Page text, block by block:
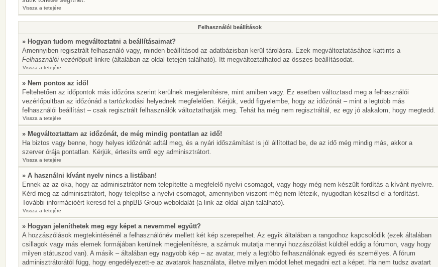
Vissza a tetejére
Felhasználói beállítások
» Hogyan tudom megváltoztatni a beállításaimat?
Amennyiben regisztrált felhasználó vagy, minden beállításod az adatbázisban kerül tárolásra. Ezek megváltoztatásához kattints a
Felhasználói vezérlőpult linkre (általában az oldal tetején található). Itt megváltoztathatod az összes beállításodat.
Vissza a tetejére
» Nem pontos az idő!
Feltehetően az időpontok más időzóna szerint kerülnek megjelenítésre, mint amiben vagy. Ez esetben változtasd meg a felhasználói
vezérlőpultban az időzónád a tartózkodási helyednek megfelelően. Kérjük, vedd figyelembe, hogy az időzónát – mint a legtöbb más
felhasználói beállítást – csak regisztrált felhasználók változtathatják meg. Tehát ha még nem regisztráltál, ez egy jó alakalom, hogy megtedd.
Vissza a tetejére
» Megváltoztattam az időzónát, de még mindig pontatlan az idő!
Ha biztos vagy benne, hogy helyes időzónát adtál meg, és a nyári időszámítást is jól állítottad be, de az idő még mindig más, akkor a
szerver órája pontatlan. Kérjük, értesíts erről egy adminisztrátort.
Vissza a tetejére
» A használni kívánt nyelv nincs a listában!
Ennek az az oka, hogy az adminisztrátor nem telepítette a megfelelő nyelvi csomagot, vagy hogy még nem készült fordítás a kívánt nyelvre.
Kérd meg az adminisztrátort, hogy telepítse a nyelvi csomagot, amennyiben viszont még nem létezik, nyugodtan készítsd el a fordítást.
További információért keresd fel a phpBB Group weboldalát (a link az oldal alján található).
Vissza a tetejére
» Hogyan jeleníthetek meg egy képet a nevemmel együtt?
A hozzászólások megtekintésénél a felhasználónév mellett két kép szerepelhet. Az egyik általában a rangodhoz kapcsolódik (ezek általában
csillagok vagy más elemek formájában kerülnek megjelenítésre, a számuk mutatja mennyi hozzászólást küldtél eddig a fórumon, vagy hogy
milyen státuszod van). A másik – általában egy nagyobb kép – az avatar, mely a legtöbb felhasználónak egyedi és személyes. A fórum
adminisztrátorától függ, hogy engedélyezett-e az avatarok használata, illetve milyen módot lehet megadni ezt a képet. Ha nem tudsz avatart